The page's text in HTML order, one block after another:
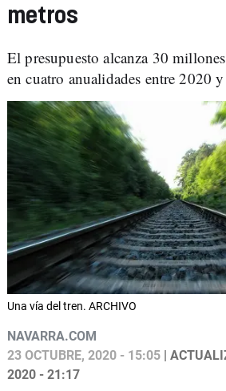
metros
El presupuesto alcanza 30
en cuatro anualidades entre 2020
Una vía del tren. ARCHIVO
NAVARRA.COM
23 OCTUBRE, 2020 - 15:05 |
2020 - 21:17